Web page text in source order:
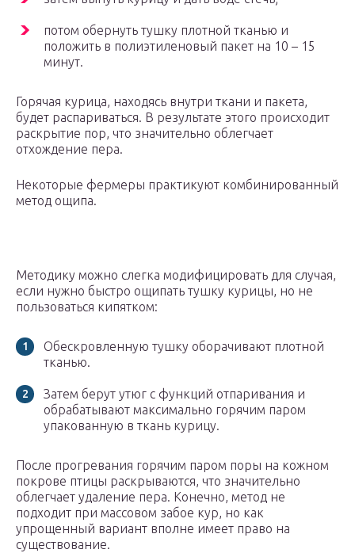
потом обернуть тушку плотной тканью и
положить в полиэтиленовый пакет на 10 – 15
минут.
Горячая курица, находясь внутри ткани и пакета,
будет распариваться. В результате этого происходит
раскрытие пор, что значительно облегчает
отхождение пера.
Некоторые фермеры практикуют комбинированный
метод ощипа.
Методику можно слегка модифицировать для случая,
если нужно быстро ощипать тушку курицы, но не
пользоваться кипятком:
Обескровленную тушку оборачивают плотной
тканью.
Затем берут утюг с функций отпаривания и
обрабатывают максимально горячим паром
упакованную в ткань курицу.
После прогревания горячим паром поры на кожном
покрове птицы раскрываются, что значительно
облегчает удаление пера. Конечно, метод не
подходит при массовом забое кур, но как
упрощенный вариант вполне имеет право на
существование.